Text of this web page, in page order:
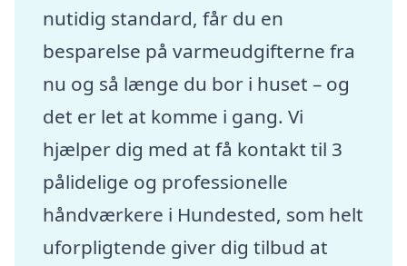
nutidig standard, får du en
besparelse på varmeudgifterne fra
nu og så længe du bor i huset – og
det er let at komme i gang. Vi
hjælper dig med at få kontakt til 3
pålidelige og professionelle
håndværkere i Hundested, som helt
uforpligtende giver dig tilbud at